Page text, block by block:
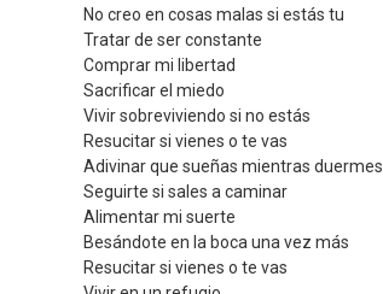
No creo en cosas malas si estás tu
Tratar de ser constante
Comprar mi libertad
Sacrificar el miedo
Vivir sobreviviendo si no estás
Resucitar si vienes o te vas
Adivinar que sueñas mientras duermes
Seguirte si sales a caminar
Alimentar mi suerte
Besándote en la boca una vez más
Resucitar si vienes o te vas